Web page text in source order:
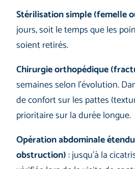
Stérilisation simple (femelle
jours, soit le temps que les
soient retirés.
Chirurgie orthopédique
semaines selon l’évolution.
de confort sur les pattes
prioritaire sur la durée longue.
Opération abdominale
obstruction): jusqu’à la